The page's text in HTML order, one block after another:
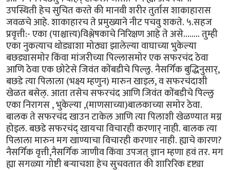
उपस्थिती हेच सुचित करते की मानवी शरीर तुर्तास शाकाहारास
जवळचे आहे. शाकाहारच ते प्रमुख्याने नीट पचवु शकते. ५.सहज
प्रवृत्ती:- एका (पाश्चात्त्य)विश्लेषकाचे निरिक्षण आहे ते असे........ तुम्ही
एका नुकत्याच थोड्याशा मोठ्या झालेल्या वाघाच्या भुकेल्या
बछड्यासमोर किंवा मांजरीच्या पिल्लासमोर एक सफरचंद ठेवा
आणि ठेवा एक छोटेसे जिवंत कोंबडीचे पिल्लु. नैसर्गिक बुद्धिनुसार्,
बछडे त्या पिलाला (भक्ष्य म्हणुन) मारुन खाइल, व सफरचंदाशी
खेळत बसेल्. आता तसेच सफरचंद आणि जिवंत कोंबडीचे पिल्लु
एका निरागस , भुकेल्या ,(माणसाच्या)बालकाच्या समोर ठेवा.
बालक ते सफरचंद खाउन टाकेल आणि त्या पिलाशी खेळण्यात मग्न
होइल. बछडे सफरचंद् खायचा विचारही करणार् नाही. बालक त्या
पिलाला मारुन मग खाण्याचा विचारही करणार नाही. ह्याचे कारण?
नैसर्गिक वृत्ती,नैसर्गिक जाणीव किंवा उपजत् ज्ञान म्हणा हवं तर. मग
ह्या सगळ्या गोष्टी बर्‍याचशा हेच सुचवतात की शारिरिक दृष्ट्या